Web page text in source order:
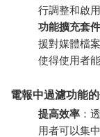
行調整和啟用
功能擴充套件
援對媒體檔
使得使用者
電報中過濾功能
提高效率 ：
用者可以集